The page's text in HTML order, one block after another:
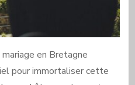
en Bretagne
pour immortaliser cette